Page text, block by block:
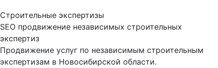
Строительные экспертизы
SEO продвижение независимых строительных
экспертиз
Продвижение услуг по независимым строительным
экспертизам в Новосибирской области.